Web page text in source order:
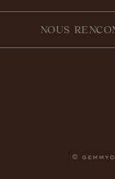
NOUS
© gemmyo